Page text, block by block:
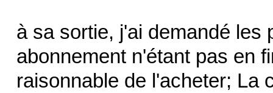
à sa sortie, j'ai demandé les
abonnement n'étant pas en
raisonnable de l'acheter; La